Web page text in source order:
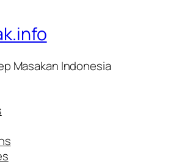
Masakan Indonesia